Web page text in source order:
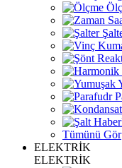
Tümünü Gör
ELEKTRİK
ELEKTRİK